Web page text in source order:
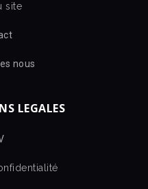
site
nous
LEGALES